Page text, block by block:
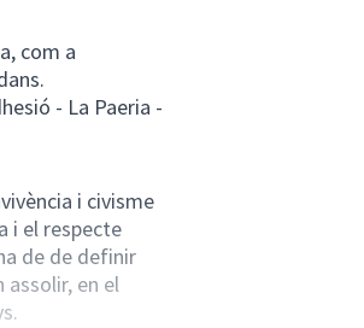
com a
- La Paeria -
i civisme
i el respecte
de de definir
assolir, en el